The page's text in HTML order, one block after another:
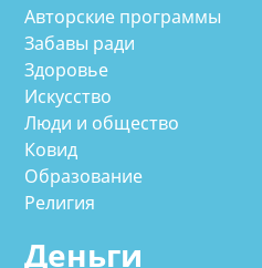
Авторские программы
Забавы ради
Здоровье
Искусство
Люди и общество
Ковид
Образование
Религия
Деньги